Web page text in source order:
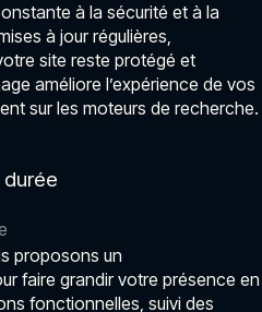
à la sécurité et à la
à jour régulières,
site reste protégé et
améliore l’expérience de vos
sur les moteurs de recherche.
durée
proposons un
faire grandir votre présence en
fonctionnelles, suivi des